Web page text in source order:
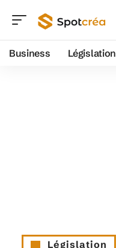
Business Législation
Législation